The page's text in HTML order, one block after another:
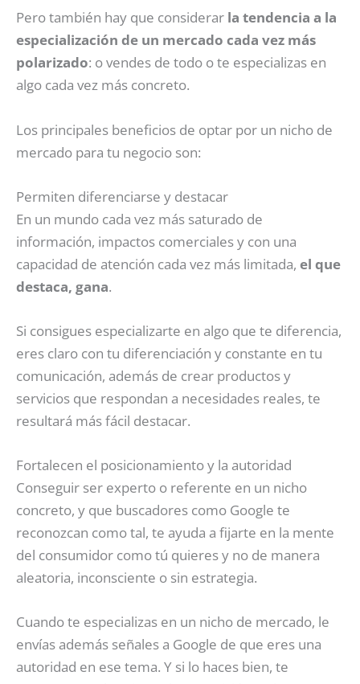
Pero también hay que considerar la tendencia a la
especialización de un mercado cada vez más
polarizado: o vendes de todo o te especializas en
algo cada vez más concreto.
Los principales beneficios de optar por un nicho de
mercado para tu negocio son:
Permiten diferenciarse y destacar
En un mundo cada vez más saturado de
información, impactos comerciales y con una
capacidad de atención cada vez más limitada, el que
destaca, gana.
Si consigues especializarte en algo que te diferencia,
eres claro con tu diferenciación y constante en tu
comunicación, además de crear productos y
servicios que respondan a necesidades reales, te
resultará más fácil destacar.
Fortalecen el posicionamiento y la autoridad
Conseguir ser experto o referente en un nicho
concreto, y que buscadores como Google te
reconozcan como tal, te ayuda a fijarte en la mente
del consumidor como tú quieres y no de manera
aleatoria, inconsciente o sin estrategia.
Cuando te especializas en un nicho de mercado, le
envías además señales a Google de que eres una
autoridad en ese tema. Y si lo haces bien, te